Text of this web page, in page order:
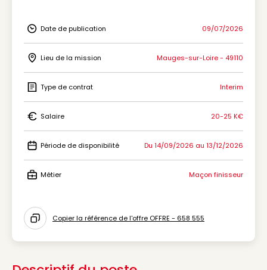
Icon Date de publication
Date de publication 09/07/2026
Icon Lieu de la mission
Lieu de la mission Mauges-sur-Loire - 49110
Icon Type de contrat
Type de contrat Interim
Icon Salaire
Salaire 20-25 K€
Icon Période de disponibilité
Période de disponibilité Du 14/09/2026 au 13/12/2026
Métier Maçon finisseur
Icon copy to clipboard
Copier la référence de l'offre OFFRE - 658 555